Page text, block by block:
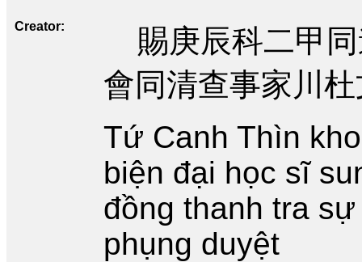
Creator
賜庚辰科二甲
會同清查事家川
Tứ Canh Thìn
biện đại học sĩ
đồng thanh tra
phụng duyệt